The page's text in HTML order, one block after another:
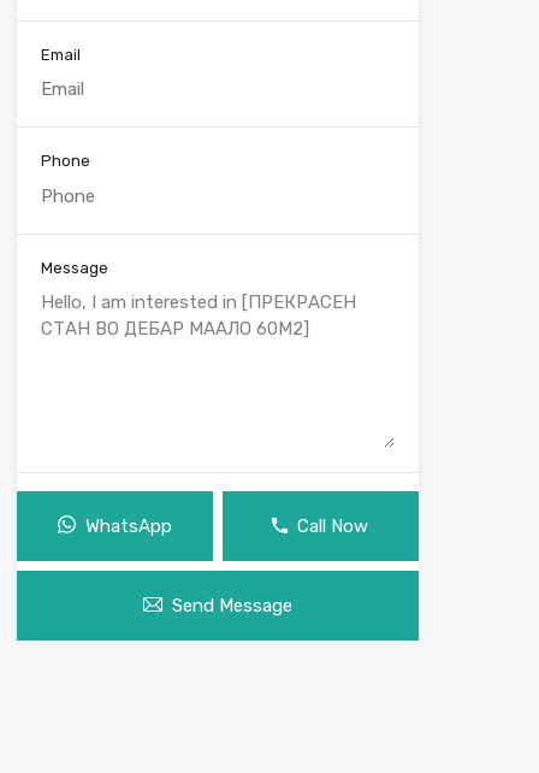
Email
Phone
Message
WhatsApp Call Now
Send Message